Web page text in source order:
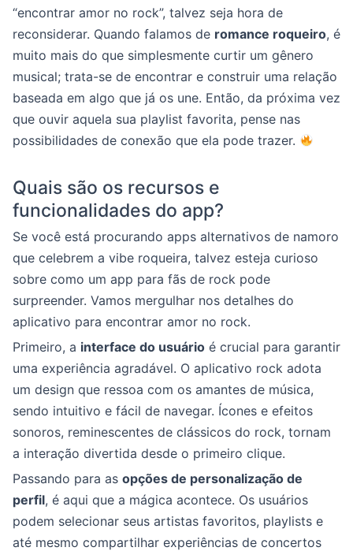
“encontrar amor no rock”, talvez seja hora de
reconsiderar. Quando falamos de romance roqueiro, é
muito mais do que simplesmente curtir um gênero
musical; trata-se de encontrar e construir uma relação
baseada em algo que já os une. Então, da próxima vez
que ouvir aquela sua playlist favorita, pense nas
possibilidades de conexão que ela pode trazer.
Quais são os recursos e
funcionalidades do app?
Se você está procurando apps alternativos de namoro
que celebrem a vibe roqueira, talvez esteja curioso
sobre como um app para fãs de rock pode
surpreender. Vamos mergulhar nos detalhes do
aplicativo para encontrar amor no rock.
Primeiro, a interface do usuário é crucial para garantir
uma experiência agradável. O aplicativo rock adota
um design que ressoa com os amantes de música,
sendo intuitivo e fácil de navegar. Ícones e efeitos
sonoros, reminescentes de clássicos do rock, tornam
a interação divertida desde o primeiro clique.
Passando para as opções de personalização de
perfil, é aqui que a mágica acontece. Os usuários
podem selecionar seus artistas favoritos, playlists e
até mesmo compartilhar experiências de concertos